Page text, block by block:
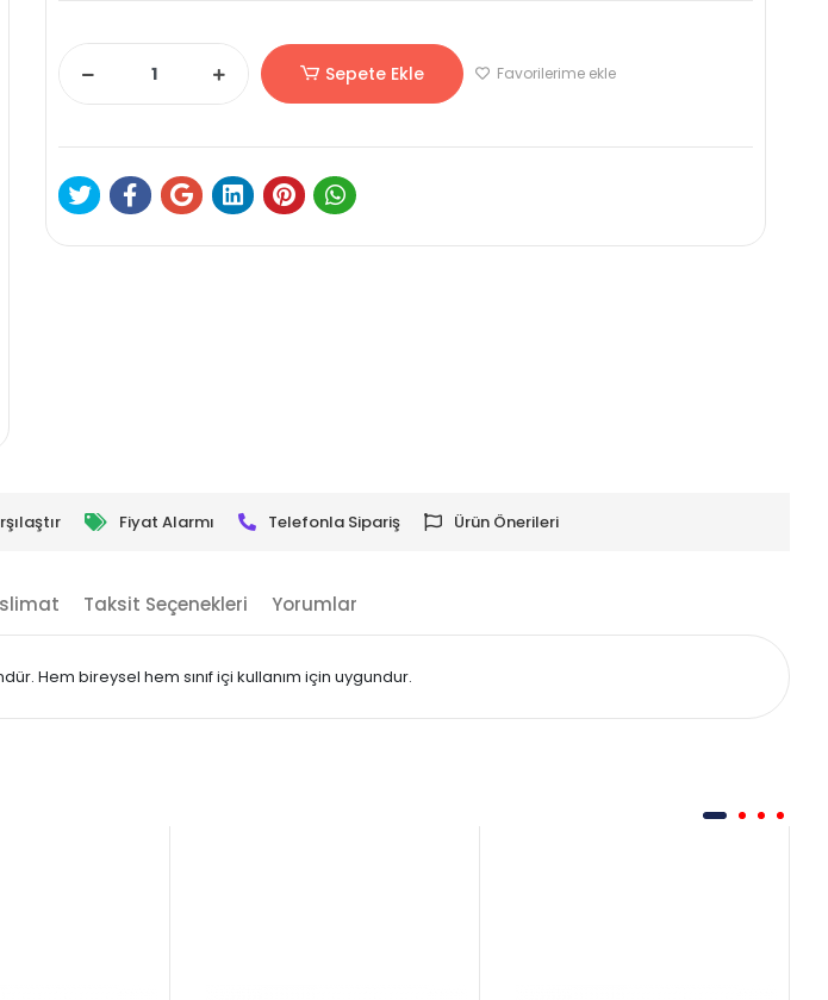
Sepete Ekle Favorilerime ekle
Fiyat Alarmı Telefonla Sipariş Ürün Önerileri
Taksit Seçenekleri Yorumlar
Hem bireysel hem sınıf içi kullanım için uygundur.